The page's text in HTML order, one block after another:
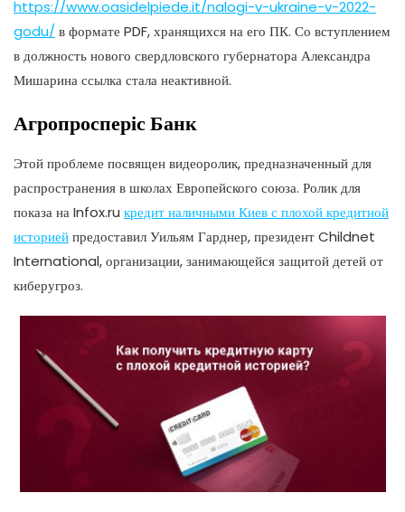
https://www.oasidelpiede.it/nalogi-v-ukraine-v-2022-
godu/ в формате PDF, хранящихся на его ПК. Со вступлением
в должность нового свердловского губернатора Александра
Мишарина ссылка стала неактивной.
Агропросперіс Банк
Этой проблеме посвящен видеоролик, предназначенный для
распространения в школах Европейского союза. Ролик для
показа на Infox.ru кредит наличными Киев с плохой кредитной
историейпредоставил Уильям Гарднер, президент Childnet
International, организации, занимающейся защитой детей от
киберугроз.